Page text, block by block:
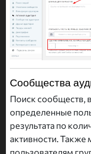
Сообщества
Поиск сообществ,
определенные
результата по
активности. Также
пользователям